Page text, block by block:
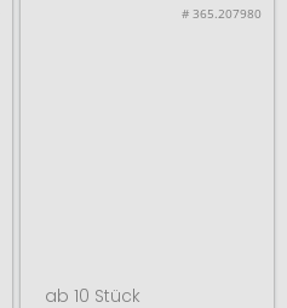
# 365.207980
ab 10 Stück